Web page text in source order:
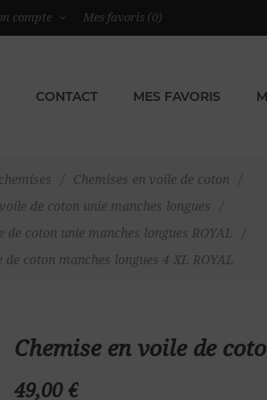
compte Mes favoris (0)
CONTACT MES FAVORIS
/ Chemises en voile de coton
/
de coton unie manches longues
/
de coton unie manches longues ROYAL
/
de coton manches longues 4 XL ROYAL
Chemise en voile de
49,00 €